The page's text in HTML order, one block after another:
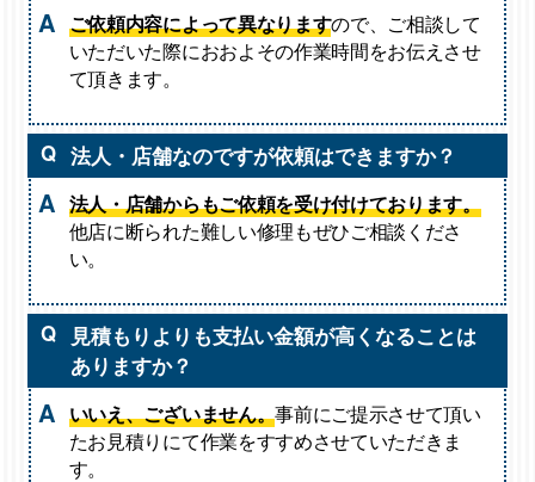
A ご依頼内容によって異なりますので、ご相談して
いただいた際におおよその作業時間をお伝えさせ
て頂きます。
Q 法人・店舗なのですが依頼はできますか？
A 法人・店舗からもご依頼を受け付けております。
他店に断られた難しい修理もぜひご相談くださ
い。
Q
見積もりよりも支払い金額が高くなることは
ありますか？
A いいえ、ございません。事前にご提示させて頂い
たお見積りにて作業をすすめさせていただきま
す。